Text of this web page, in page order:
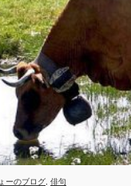
ーのブログ 俳句